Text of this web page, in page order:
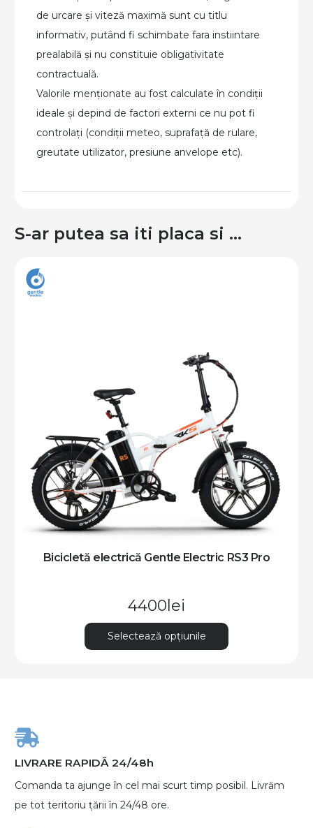
de urcare și viteză maximă sunt cu titlu
informativ, putând fi schimbate fara instiintare
prealabilă și nu constituie obligativitate
contractuală.
Valorile menționate au fost calculate în condiții
ideale și depind de factori externi ce nu pot fi
controlați (condiții meteo, suprafață de rulare,
greutate utilizator, presiune anvelope etc).
S-ar putea sa iti placa si …
Scuter Electric Gentle Electric EcoRider MQ
4990 lei
Selectează opțiunile
Acest
produs
fi
LIVRARE RAPIDĂ 24/48h
Comanda ta ajunge în cel mai scurt timp posibil. Livrăm
pe tot teritoriu țării în 24/48 ore.